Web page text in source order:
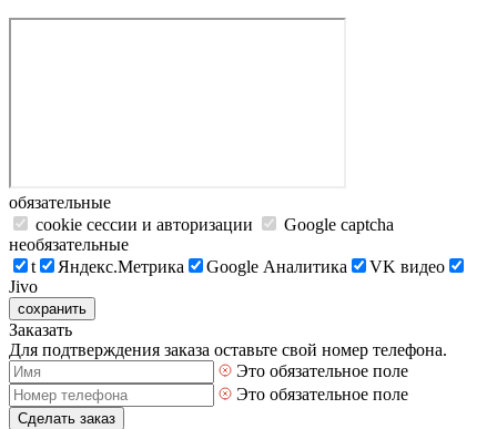
обязательные
cookie сессии и авторизации
Google captcha
необязательные
t
Яндекс.Метрика Google Аналитика
VK видео
Jivo
сохранить
Заказать
Для подтверждения заказа оставьте свой номер телефона.
Это обязательное поле
Это обязательное поле
Сделать заказ